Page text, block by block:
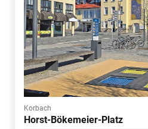
Korbach
Horst-Bökemeier-Platz